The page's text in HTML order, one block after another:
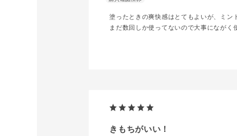
塗ったときの爽快感はとてもよいが、ミン
まだ数回しか使ってないので大事にながく
きもちがいい！